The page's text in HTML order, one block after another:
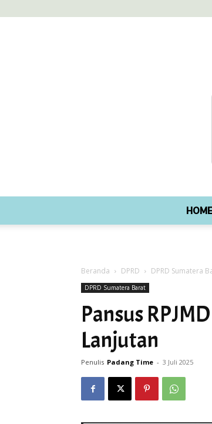
HOME
Beranda DPRD DPRD Sumatera
DPRD Sumatera Barat
Pansus
Lanjutan
Penulis Padang Time - 3 Juli 2025